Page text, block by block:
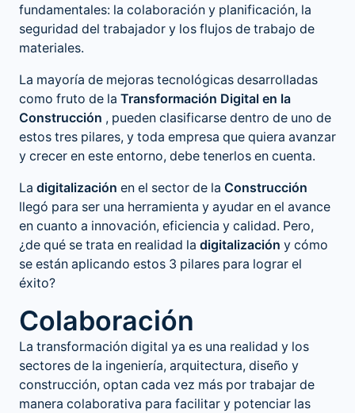
fundamentales: la colaboración y planificación, la
seguridad del trabajador y los flujos de trabajo de
materiales.
La mayoría de mejoras tecnológicas desarrolladas
como fruto de la Transformación Digital en la
Construcción , pueden clasificarse dentro de uno de
estos tres pilares, y toda empresa que quiera avanzar
y crecer en este entorno, debe tenerlos en cuenta.
La digitalización en el sector de la Construcción
llegó para ser una herramienta y ayudar en el avance
en cuanto a innovación, eficiencia y calidad. Pero,
¿de qué se trata en realidad la digitalización y cómo
se están aplicando estos 3 pilares para lograr el
éxito?
Colaboración
La transformación digital ya es una realidad y los
sectores de la ingeniería, arquitectura, diseño y
construcción, optan cada vez más por trabajar de
manera colaborativa para facilitar y potenciar las